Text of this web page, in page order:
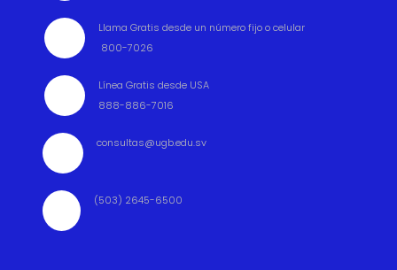
Llama Gratis desde un número fijo o celular
800-7026
Línea Gratis desde USA
888-886-7016
consultas@ugb.edu.sv
(503) 2645-6500